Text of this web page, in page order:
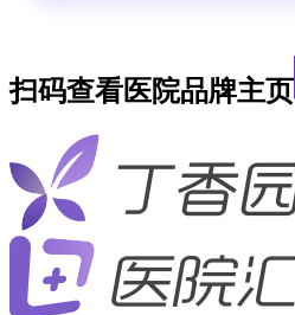
扫码查看医院品牌主页